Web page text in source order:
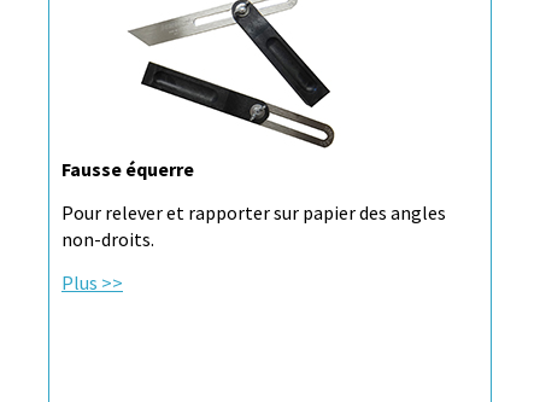
Fausse équerre
Pour relever et rapporter sur papier des angles
non-droits.
Plus >>